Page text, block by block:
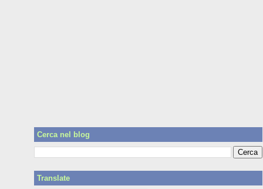
Cerca nel blog
Translate